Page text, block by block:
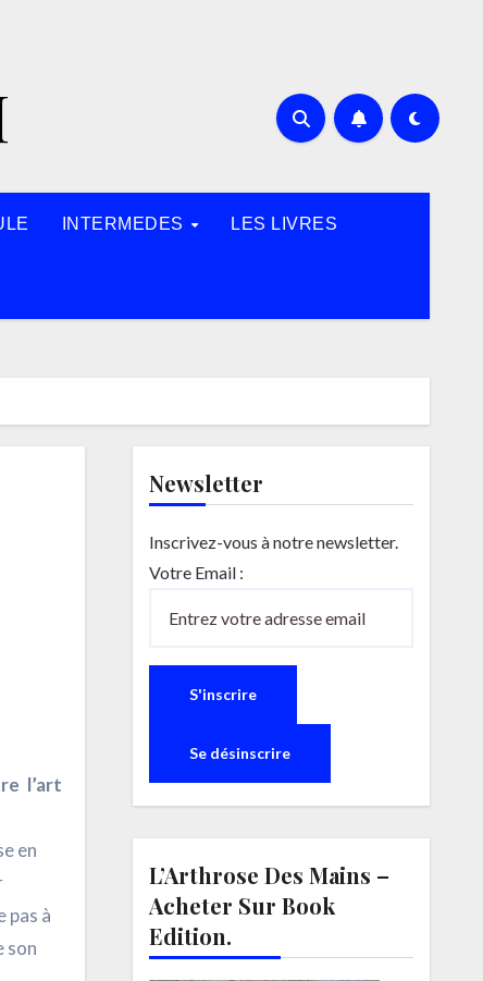
INTERMEDES LES LIVRES
l’art
en
pas à
son
Newsletter
Inscrivez-vous à notre newsletter.
Votre Email :
L’Arthrose Des Mains –
Acheter Sur Book
Edition.